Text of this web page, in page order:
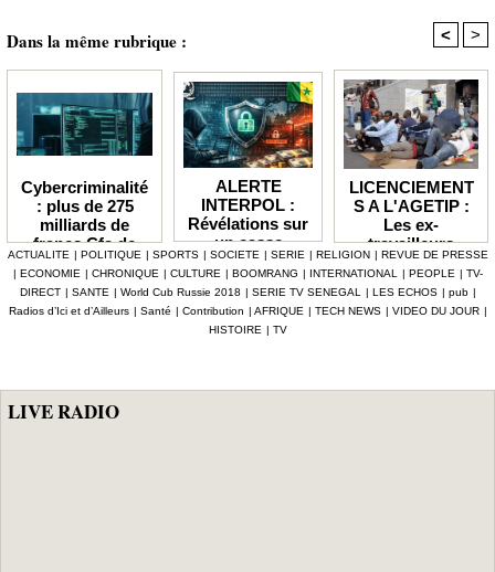
Dans la même rubrique : < >
Cybercriminalité
: plus de 275
milliards de
francs Cfa de
pertes
enregistrées en
Afrique depuis
2024 (Interpol)
ALERTE
INTERPOL :
Révélations sur
un casse
numérique à 4,7
milliards F Cfa
ciblant le
secteur pétrolier
au Sénégal
LICENCIEMENT
S A L'AGETIP :
Les ex-
travailleurs
dénoncent une
gestion
«népotique» et
interpellent le
ACTUALITE | POLITIQUE | SPORTS | SOCIETE | SERIE | RELIGION | REVUE DE PRESSE
| ECONOMIE | CHRONIQUE | CULTURE | BOOMRANG | INTERNATIONAL | PEOPLE | TV-
DIRECT | SANTE | World Cub Russie 2018 | SERIE TV SENEGAL | LES ECHOS | pub |
Radios d’Ici et d’Ailleurs | Santé | Contribution | AFRIQUE | TECH NEWS | VIDEO DU JOUR |
HISTOIRE | TV
LIVE RADIO